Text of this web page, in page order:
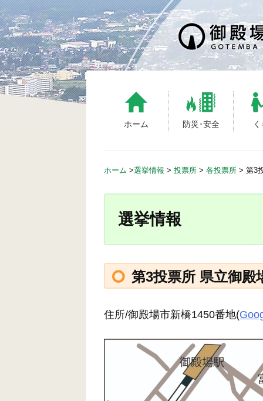
S
k
i
p
t
o
c
ホーム 防災･安全
ホーム >選挙情報 > 投票所 > 各投票所 > 第3
選挙情報
第3投票所 県立御殿
住所/御殿場市新橋1450番地(